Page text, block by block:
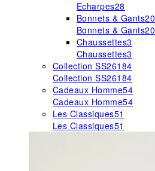
Echarpes28
Bonnets & Gants20
Bonnets & Gants20
Chaussettes3
Chaussettes3
Collection SS26184
Collection SS26184
Cadeaux Homme54
Cadeaux Homme54
Les Classiques51
Les Classiques51